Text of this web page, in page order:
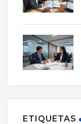
ETIQUETAS